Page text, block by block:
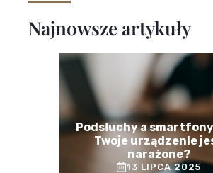
Najnowsze artykuły
Podsłuchy a
Twoje urządzenie
narażone?
13 LIPCA 2025